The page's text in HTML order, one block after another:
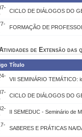
CICLO DE DIÁLOGOS DO
FORMAÇÃO DE
de Extensão das
Título
VII SEMINÁRIO TEMÁTICO:
CICLO DE DIÁLOGOS DO
II SEMEDUC - Seminário de
SABERES E PRÁTICAS NA/